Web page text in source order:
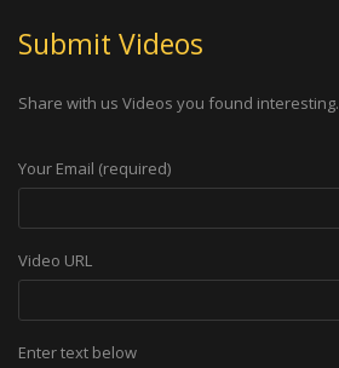
Submit Videos
Share with us Videos you found interesting.
Your Email (required)
Video URL
Enter text below